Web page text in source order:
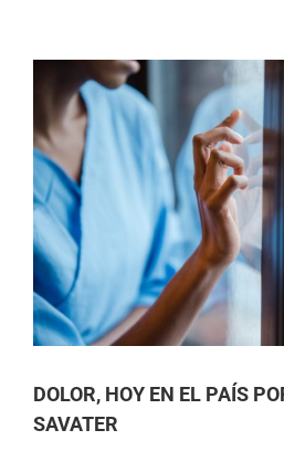
imagen
más
grande
DOLOR, HOY EN EL PAÍS
SAVATER